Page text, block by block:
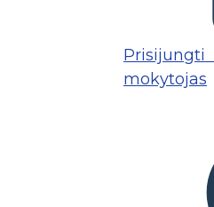
Prisijungti
mokytojas